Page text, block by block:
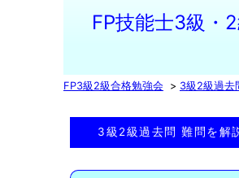
FP技能士3級・
FP3級2級合格勉強会 3級2級過去
3級2級過去問 難問を解